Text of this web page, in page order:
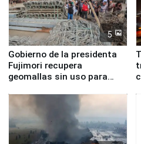
5
Gobierno de la presidenta
Fujimori recupera
geomallas sin uso para
Fenómeno El Niño